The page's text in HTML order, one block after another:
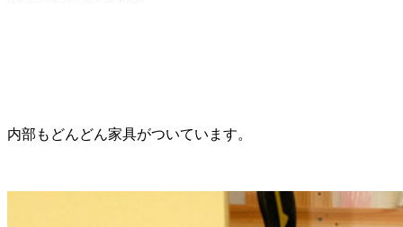
内部もどんどん家具がついています。